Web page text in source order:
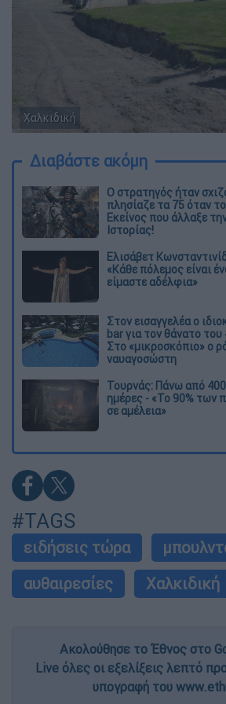
Χαλκιδική
Διαβάστε ακόμη
O στρατηγός ήταν
πλησίαζε τα 75 όταν
Εκείνος που άλλαξε
Ιστορίας!
Ελισάβετ
«Κάθε πόλεμος είναι
είμαστε αδέλφια»
Στον εισαγγελέα ο
bar για τον θάνατο
Στο «μικροσκόπιο» ο
ναυαγοσώστη
Τουρνάς: Πάνω από
ημέρες - «Το 90% των
σε αμέλεια»
#TAGS
ειδήσεις τώρα
αυθαιρεσίες
Χαλκιδική
Ακολούθησε το Έθνος στο
Live όλες οι εξελίξεις λεπτό
υπογραφή του